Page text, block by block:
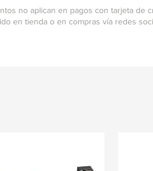
no aplican en pagos con tarjeta de
en tienda o en compras vía redes